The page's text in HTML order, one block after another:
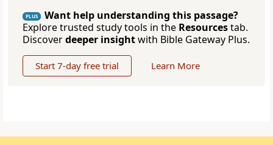
PLUS
Want help understanding this passage?
Explore trusted study tools in the Resourcestab.
Discoverdeeper insightwith Bible Gateway Plus.
Start 7-day free trial Learn More